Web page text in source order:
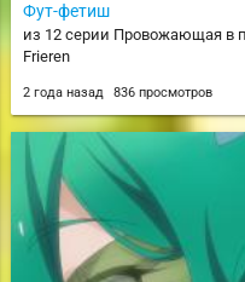
Фут-фетиш
из 12 серии Провожающая в
Frieren
2 года назад 836 просмотров